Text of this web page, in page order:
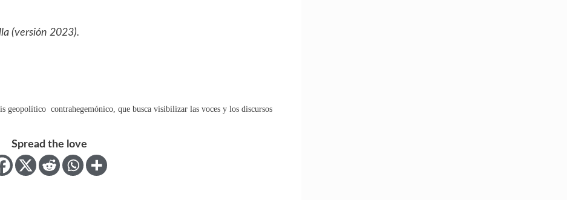
(versión 2023).
geopolítico contrahegemónico, que busca visibilizar las voces y los discursos
Spread the love